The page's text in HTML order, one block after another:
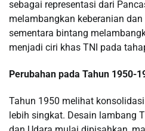
sebagai representasi dari
melambangkan keberanian
sementara bintang
menjadi ciri khas TNI pada
Perubahan pada Tahun 1950-
Tahun 1950 melihat
lebih singkat. Desain lambang